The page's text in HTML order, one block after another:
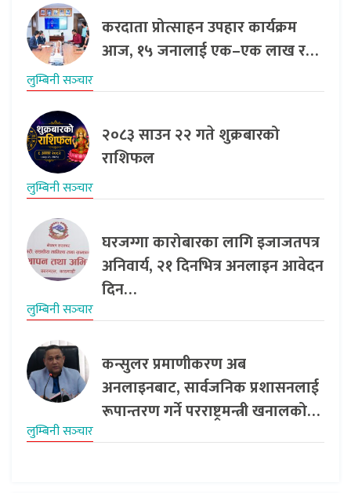
करदाता प्रोत्साहन उपहार कार्यक्रम
आज, १५ जनालाई एक–एक लाख र…
लुम्बिनी सञ्‍चार
२०८३ साउन २२ गते शुक्रबारको
राशिफल
लुम्बिनी सञ्‍चार
घरजग्गा कारोबारका लागि इजाजतपत्र
अनिवार्य, २१ दिनभित्र अनलाइन आवेदन
दिन…
लुम्बिनी सञ्‍चार
कन्सुलर प्रमाणीकरण अब
अनलाइनबाट, सार्वजनिक प्रशासनलाई
रूपान्तरण गर्ने परराष्ट्रमन्त्री खनालको…
लुम्बिनी सञ्‍चार